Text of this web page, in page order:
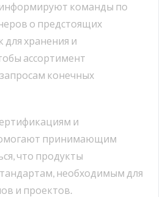
команды по
о предстоящих
для хранения и
ассортимент
конечных
и
принимающим
что продукты
необходимым для
и проектов.